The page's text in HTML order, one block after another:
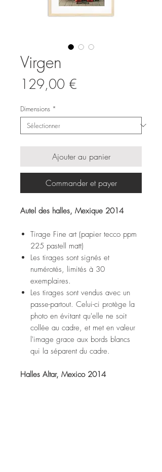
Virgen
129,00 €
Dimensions *
Ajouter au panier
Commander et payer
Autel des halles, Mexique 2014
Tirage Fine art (papier tecco ppm
225 pastell matt)
Les tirages sont signés et
numérotés, limités à 30
exemplaires.
Les tirages sont vendus avec un
passe-partout. Celui-ci protège la
photo en évitant qu'elle ne soit
collée au cadre, et met en valeur
l'image grace aux bords blancs
qui la séparent du cadre.
Halles Altar, Mexico 2014